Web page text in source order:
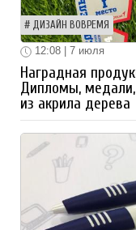
ДИЗАЙН ВОВРЕМЯ
12:08 | 7 июля
Наградная
Дипломы,
из акрила дерева